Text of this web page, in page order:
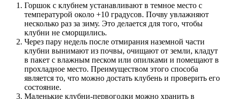
Горшок с клубнем устанавливают в темное место с
температурой около +10 градусов. Почву увлажняют
несколько раз за зиму. Это делается для того, чтобы
клубни не сморщились.
Через пару недель после отмирания наземной части
клубни вынимают из почвы, очищают от земли, кладут
в пакет с влажным песком или опилками и помещают в
прохладное место. Преимуществом этого способа
является то, что можно достать клубень и проверить его
состояние.
Маленькие клубни-первогодки можно хранить в